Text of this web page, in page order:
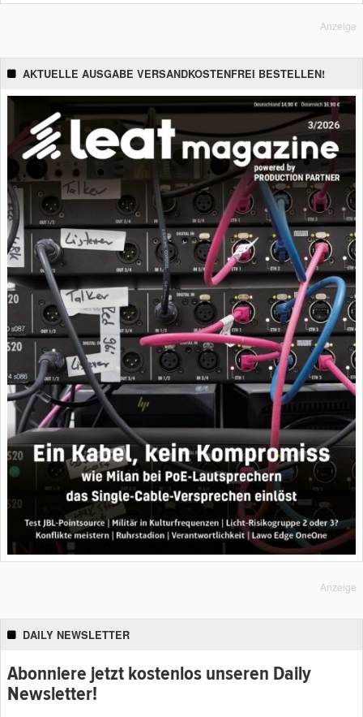
Anzeige
AKTUELLE AUSGABE VERSANDKOSTENFREI BESTELLEN!
Anzeige
DAILY NEWSLETTER
Abonniere jetzt kostenlos unseren Daily
Newsletter!